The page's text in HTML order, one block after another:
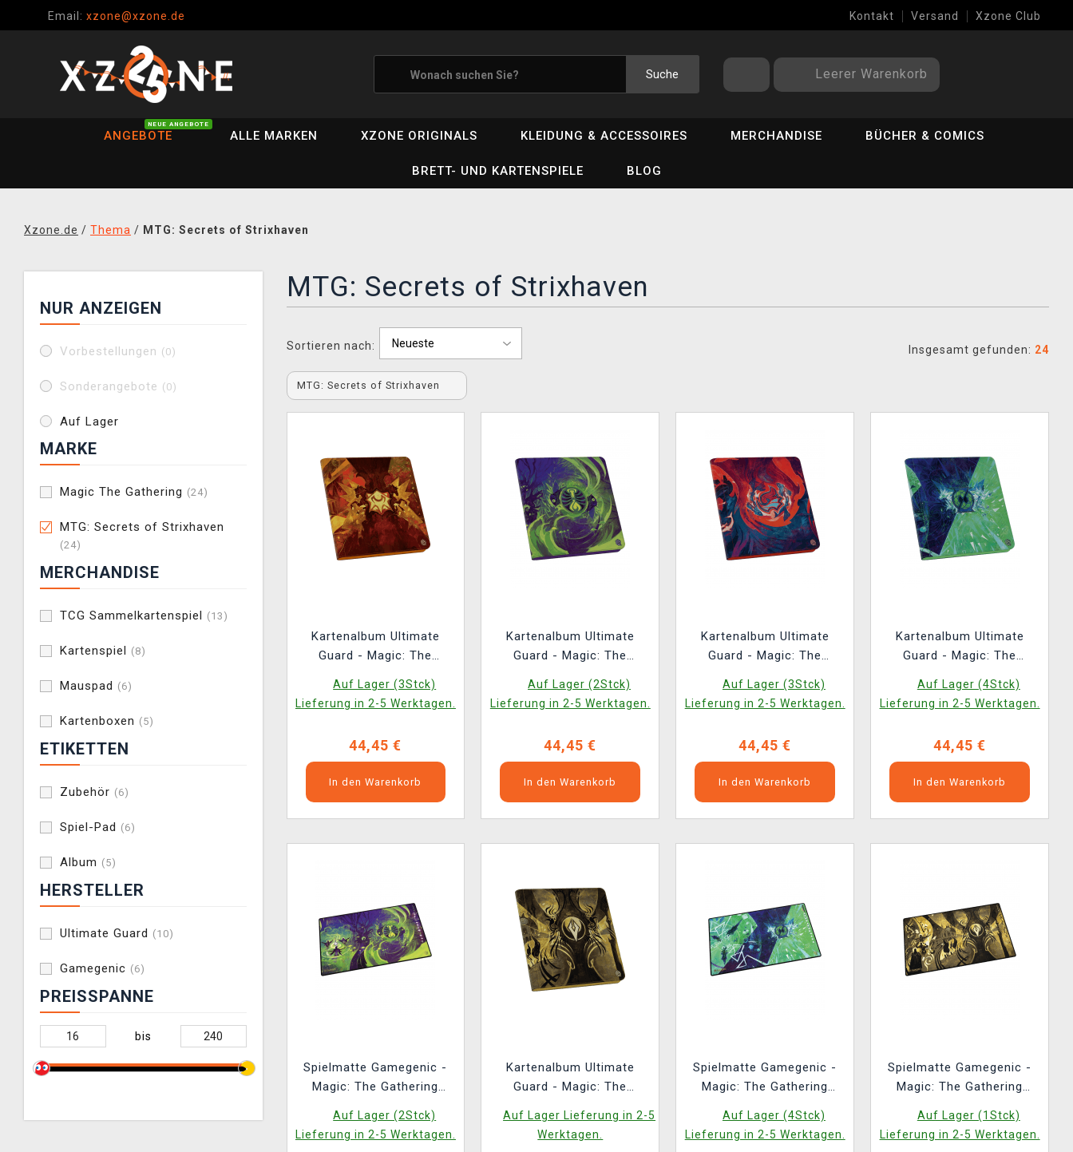
Email: xzone@xzone.de Kontakt Versand Xzone Club
Suche Leerer Warenkorb
ANGEBOTE
NEUE ANGEBOTE
ALLE MARKEN XZONE ORIGINALS KLEIDUNG & ACCESSOIRES MERCHANDISE BÜCHER & COMICS
BRETT- UND KARTENSPIELE BLOG
Xzone.de / Thema / MTG: Secrets of Strixhaven
NUR ANZEIGEN
Vorbestellungen (0)
Sonderangebote (0)
Auf Lager
MARKE
Magic The Gathering (24)
MTG: Secrets of Strixhaven
(24)
MERCHANDISE
TCG Sammelkartenspiel (13)
Kartenspiel (8)
Mauspad (6)
Kartenboxen (5)
ETIKETTEN
Zubehör (6)
Spiel-Pad (6)
Album (5)
HERSTELLER
Ultimate Guard (10)
Gamegenic (6)
PREISSPANNE
bis
MTG: Secrets of Strixhaven
Sortieren nach: Insgesamt gefunden: 24
MTG: Secrets of Strixhaven
Kartenalbum Ultimate
Guard - Magic: The
Strixhaven Zipfolio 480
24-Pocket XenoSkin
Auf Lager (3Stck)
Lieferung in 2-5 Werktagen.
44,45 €
In den Warenkorb
Kartenalbum Ultimate
Guard - Magic: The
Strixhaven Zipfolio 480
24-Pocket XenoSkin
Auf Lager (2Stck)
Lieferung in 2-5 Werktagen.
44,45 €
In den Warenkorb
Kartenalbum Ultimate
Guard - Magic: The
Strixhaven Zipfolio 480
24-Pocket XenoSkin
Auf Lager (3Stck)
Lieferung in 2-5 Werktagen.
44,45 €
In den Warenkorb
Kartenalbum Ultimate
Guard - Magic: The
Strixhaven Zipfolio 480
24-Pocket XenoSkin
Auf Lager (4Stck)
Lieferung in 2-5 Werktagen.
44,45 €
In den Warenkorb
Spielmatte Gamegenic -
Magic: The Gathering
Witherbloom
Auf Lager (2Stck)
Lieferung in 2-5 Werktagen.
Kartenalbum Ultimate
Guard - Magic: The
Strixhaven Zipfolio 480
24-Pocket XenoSkin
Auf Lager Lieferung in 2-5
Werktagen.
Spielmatte Gamegenic -
Magic: The Gathering
Quandrix
Auf Lager (4Stck)
Lieferung in 2-5 Werktagen.
Spielmatte Gamegenic -
Magic: The Gathering
Silverquill
Auf Lager (1Stck)
Lieferung in 2-5 Werktagen.